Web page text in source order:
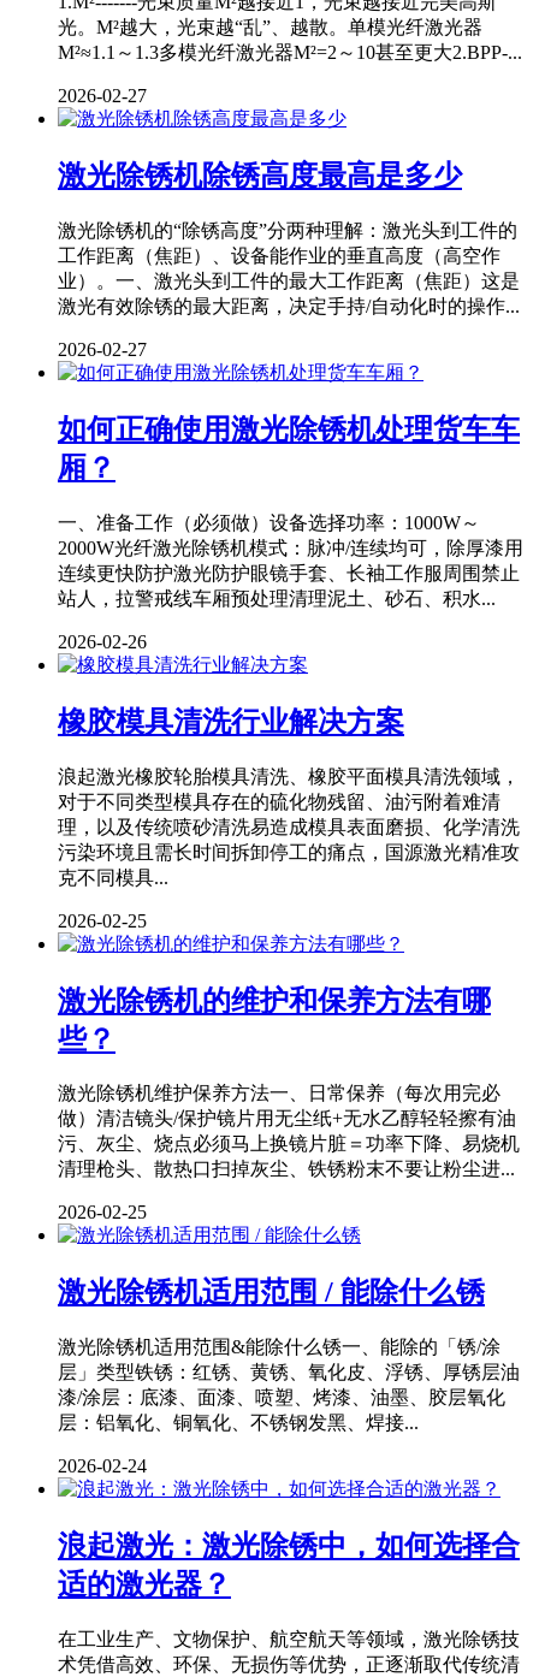
光。M²越大，光束越“乱”、越散。单模光纤激光器
M²≈1.1～1.3多模光纤激光器M²=2～10甚至更大2.BPP-...
2026-02-27
激光除锈机除锈高度最高是多少
激光除锈机的“除锈高度”分两种理解：激光头到工件的
工作距离（焦距）、设备能作业的垂直高度（高空作
业）。一、激光头到工件的最大工作距离（焦距）这是
激光有效除锈的最大距离，决定手持/自动化时的操作...
2026-02-27
如何正确使用激光除锈机处理货车车
厢？
一、准备工作（必须做）设备选择功率：1000W～
2000W光纤激光除锈机模式：脉冲/连续均可，除厚漆用
连续更快防护激光防护眼镜手套、长袖工作服周围禁止
站人，拉警戒线车厢预处理清理泥土、砂石、积水...
2026-02-26
橡胶模具清洗行业解决方案
浪起激光橡胶轮胎模具清洗、橡胶平面模具清洗领域，
对于不同类型模具存在的硫化物残留、油污附着难清
理，以及传统喷砂清洗易造成模具表面磨损、化学清洗
污染环境且需长时间拆卸停工的痛点，国源激光精准攻
克不同模具...
2026-02-25
激光除锈机的维护和保养方法有哪
些？
激光除锈机维护保养方法一、日常保养（每次用完必
做）清洁镜头/保护镜片用无尘纸+无水乙醇轻轻擦有油
污、灰尘、烧点必须马上换镜片脏＝功率下降、易烧机
清理枪头、散热口扫掉灰尘、铁锈粉末不要让粉尘进...
2026-02-25
激光除锈机适用范围 / 能除什么锈
激光除锈机适用范围&能除什么锈一、能除的「锈/涂
层」类型铁锈：红锈、黄锈、氧化皮、浮锈、厚锈层油
漆/涂层：底漆、面漆、喷塑、烤漆、油墨、胶层氧化
层：铝氧化、铜氧化、不锈钢发黑、焊接...
2026-02-24
浪起激光：激光除锈中，如何选择合
适的激光器？
在工业生产、文物保护、航空航天等领域，激光除锈技
术凭借高效、环保、无损伤等优势，正逐渐取代传统清